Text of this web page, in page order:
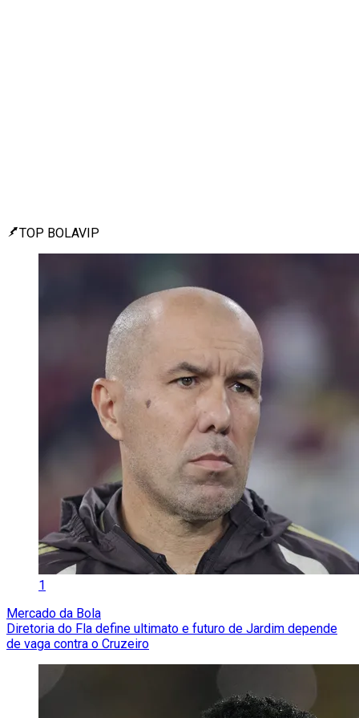
TOP BOLAVIP
1
Mercado da Bola
Diretoria do Fla define ultimato e futuro de Jardim depende
de vaga contra o Cruzeiro